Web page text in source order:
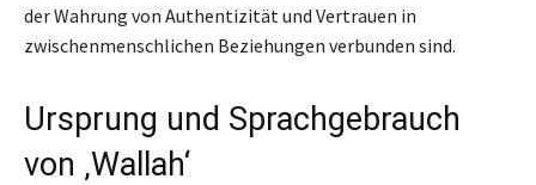
der Wahrung von Authentizität und Vertrauen in
zwischenmenschlichen Beziehungen verbunden sind.
Ursprung und Sprachgebrauch
von ‚Wallah‘